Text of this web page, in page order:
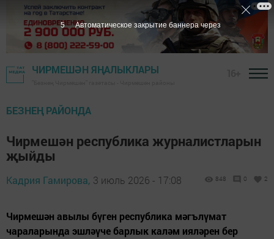
ЧИРМЕШӘН ЯҢАЛЫКЛАРЫ
БЕЗНЕҢ РАЙОНДА
Чирмешән республика журналистларын
җыйды
Кадрия Гамирова, 3 июль 2026 - 17:08 848 0 2
Чирмешән авылы бүген республика мәгълүмат
чараларында эшләүче барлык каләм ияләрен бер
4 Автоматическое закрытие баннера через